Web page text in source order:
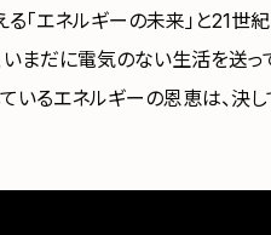
「エネルギーの未来」と21世
まだに電気のない生活を送っ
いるエネルギーの恩恵は、決